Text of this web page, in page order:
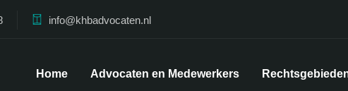
info@khbadvocaten.nl
Home Advocaten en Medewerkers